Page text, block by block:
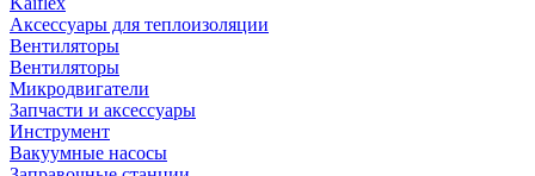
Аксессуары для теплоизоляции
Вентиляторы
Вентиляторы
Микродвигатели
Запчасти и аксессуары
Инструмент
Вакуумные насосы